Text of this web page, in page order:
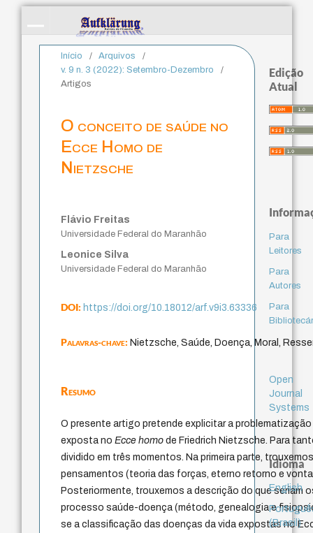
Início / Arquivos
/
v. 9 n. 3 (2022): Setembro-Dezembro
/
Artigos
O conceito de saúde no
Ecce Homo de
Nietzsche
Flávio Freitas
Universidade Federal do Maranhão
Leonice Silva
Universidade Federal do Maranhão
DOI:https://doi.org/10.18012/arf.v9i3.63336
Palavras-chave:Nietzsche, Saúde, Doença, Moral,
Resumo
O presente artigo pretende explicitar a
exposta noEcce homode Friedrich Nietzsche. Para
dividido em três momentos. Na primeira parte,
pensamentos (teoria das forças, eterno retorno e
Posteriormente, trouxemos a descrição do que seriam
processo saúde-doença (método, genealogia e
se a classificação das doenças da vida expostas no
Edição
Atual
Para
Leitores
Para
Autores
Para
Open
Journal
Systems
Idioma
English
(Brasil)